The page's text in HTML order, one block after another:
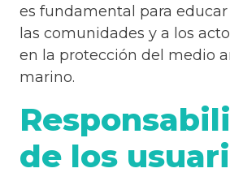
es fundamental para
las comunidades y a los
en la protección del medio
marino.
de los